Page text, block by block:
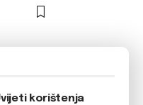
korištenja